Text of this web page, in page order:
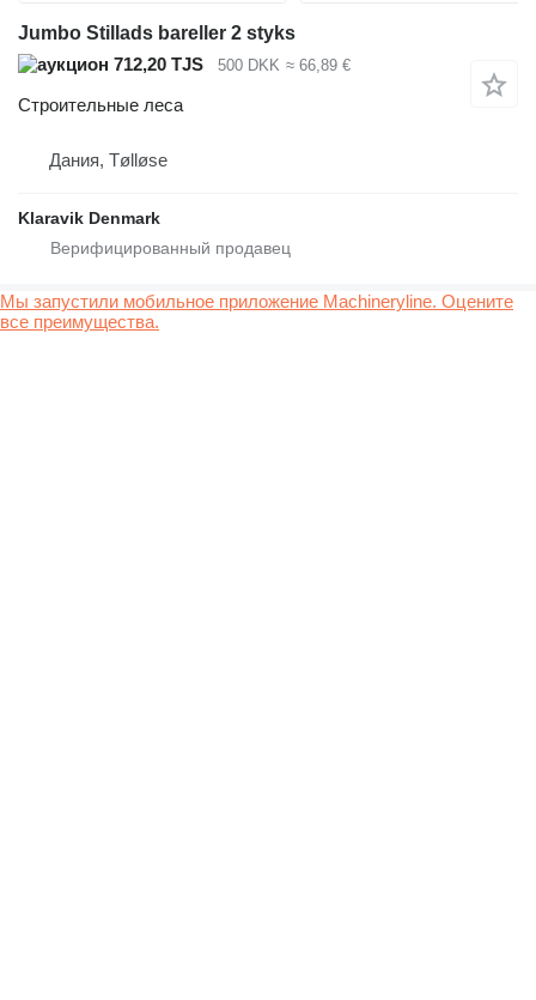
Jumbo Stillads bareller 2 styks
712,20 TJS
500 DKK ≈ 66,89 €
Строительные леса
Дания, Tølløse
Klaravik Denmark
Мы запустили мобильное приложение Machineryline. Оцените
все преимущества.